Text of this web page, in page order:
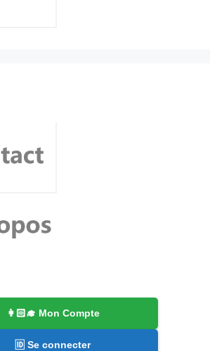
👩🏻‍🎓 Mon Compte
🆔 Se connecter